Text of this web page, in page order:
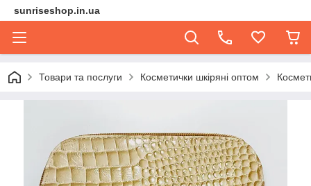
sunriseshop.in.ua
Товари та послуги Косметички шкіряні оптом